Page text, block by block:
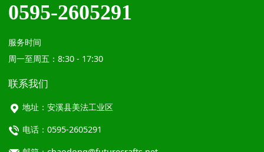
0595-2605291
服务时间
周一至周五：8:30 - 17:30
联系我们
地址：安溪县美法工业区
电话：0595-2605291